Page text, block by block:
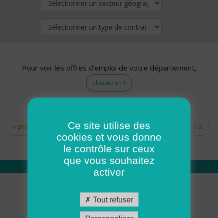
Pour voir les offres d'emploi de votre département,
cliquez ici !
Pages
« premier ‹ précédent … 10
12
14 15 16 17
Qui sommes nous
Académie ADMR
Ce site utilise des
cookies et vous donne
le contrôle sur ceux
que vous souhaitez
activer
Tout refuser